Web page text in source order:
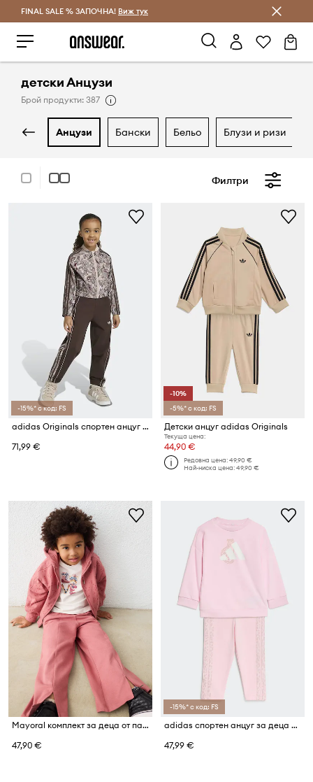
Спестявай с Answear Club
FINAL SALE % ЗАПОЧНА! Виж тук
детски Анцузи
Брой продукти: 387
анцузи бански бельо блузи и ризи
Филтри
-15%* с код: FS
adidas Originals спортен анцуг за деца
71,99 €
-10%
-5%* с код: FS
Детски анцуг adidas Originals
Текуща цена:
44,90 €
Редовна цена:49,90 €
Най-ниска цена:49,90 €
Mayoral комплект за деца от памук с еластан
47,90 €
-15%* с код: FS
adidas спортен анцуг за деца с памук
47,99 €